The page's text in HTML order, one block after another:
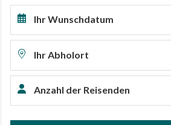
Ihr Wunschdatum
Ihr Abholort
Anzahl der Reisenden